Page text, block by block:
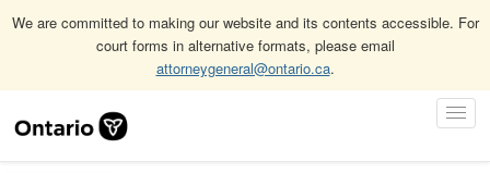
We are committed to making our website and its contents accessible. For
court forms in alternative formats, please email
attorneygeneral@ontario.ca.
Navigation
Accueil
Formules des Règles de procédure civile
Archives des formules des Règles de procédure civile (obsolète)
56A